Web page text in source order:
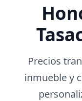
Precios
inmueble y